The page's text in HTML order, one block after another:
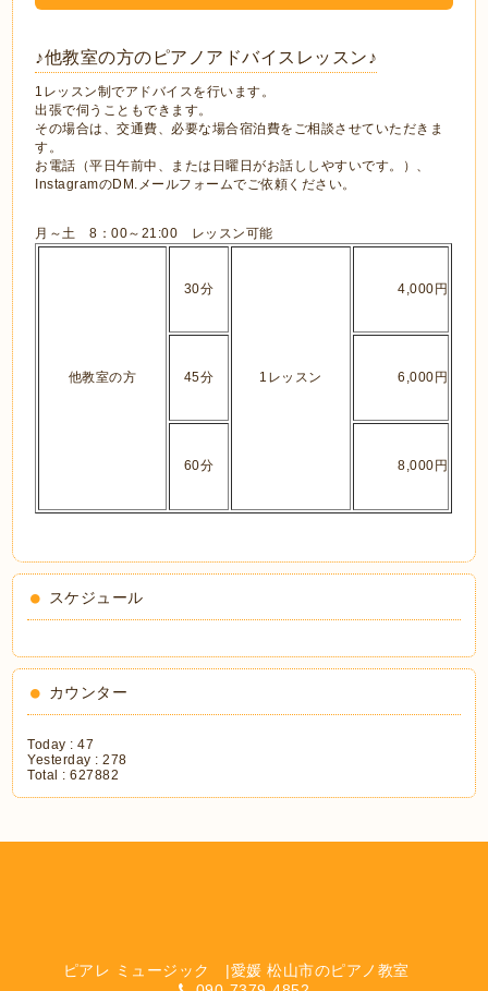
♪他教室の方のピアノアドバイスレッスン♪
1レッスン制でアドバイスを行います。
出張で伺うこともできます。
その場合は、交通費、必要な場合宿泊費をご相談させていただきま
す。
お電話（平日午前中、または日曜日がお話ししやすいです。）、
InstagramのDM.メールフォームでご依頼ください。
月～土 8：00～21:00 レッスン可能
他教室の方
30分
1レッスン
4,000円
45分 6,000円
60分 8,000円
スケジュール
カウンター
Today :47
Yesterday :278
Total :627882
ピアレ ミュージック |愛媛 松山市のピアノ教室